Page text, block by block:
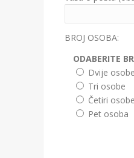
BROJ OSOBA:
ODABERITE
Dvije osobe
Tri osobe
Četiri osobe
Pet osoba